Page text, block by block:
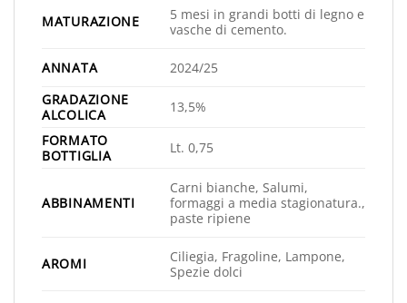
MATURAZIONE
5 mesi in grandi botti di legno e
vasche di cemento.
ANNATA
2024/25
GRADAZIONE
ALCOLICA
13,5%
FORMATO
BOTTIGLIA
Lt. 0,75
ABBINAMENTI
Carni bianche, Salumi,
formaggi a media stagionatura.,
paste ripiene
AROMI
Ciliegia, Fragoline, Lampone,
Spezie dolci